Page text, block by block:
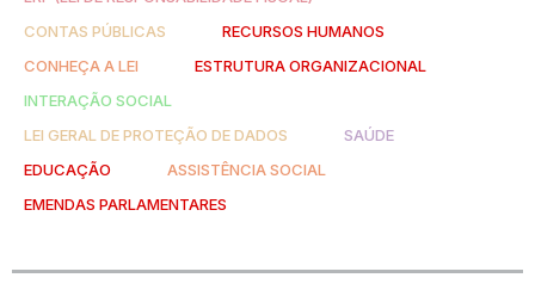
CONTAS PÚBLICAS
RECURSOS HUMANOS
CONHEÇA A LEI
ESTRUTURA ORGANIZACIONAL
INTERAÇÃO SOCIAL
LEI GERAL DE PROTEÇÃO DE DADOS
SAÚDE
EDUCAÇÃO
ASSISTÊNCIA SOCIAL
EMENDAS PARLAMENTARES